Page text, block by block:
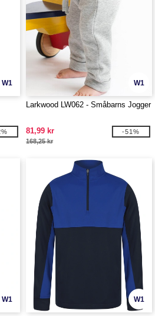
W1 W1
Larkwood LW062 - Småbarns Jogger
81,99 kr
168,25 kr
-51%
W1 W1